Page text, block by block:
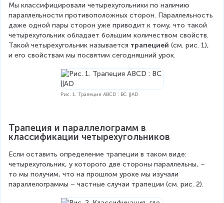
Мы классифицировали четырехугольники по наличию
параллельности противоположных сторон. Параллельность
даже одной пары сторон уже приводит к тому, что такой
четырехугольник обладает большим количеством свойств.
Такой четырехугольник называется трапецией (см. рис. 1),
и его свойствам мы посвятим сегодняшний урок.
Рис. 1. Трапеция ABCD : BC ||AD
Трапеция и параллелограмм в
классификации четырехугольников
Если оставить определение трапеции в таком виде:
четырехугольник, у которого две стороны параллельны, –
то мы получим, что на прошлом уроке мы изучали
параллелограммы – частные случаи трапеции (см. рис. 2).